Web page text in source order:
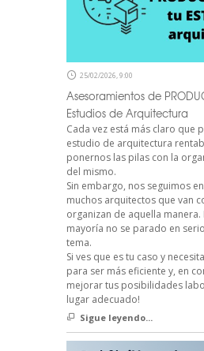
25/02/2026, 9:00
Asesoramientos de
Estudios de Arquitectura
Cada vez está más claro que
estudio de arquitectura
ponernos las pilas con la
del mismo.
Sin embargo, nos seguimos
muchos arquitectos que van
organizan de aquella manera.
mayoría no se parado en
tema.
Si ves que es tu caso y
para ser más eficiente y, en
mejorar tus posibilidades
lugar adecuado!
Sigue leyendo...